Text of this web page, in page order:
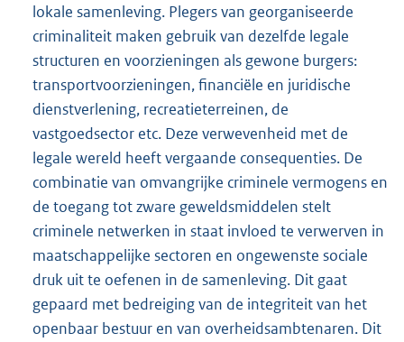
lokale samenleving. Plegers van georganiseerde
criminaliteit maken gebruik van dezelfde legale
structuren en voorzieningen als gewone burgers:
transportvoorzieningen, financiële en juridische
dienstverlening, recreatieterreinen, de
vastgoedsector etc. Deze verwevenheid met de
legale wereld heeft vergaande consequenties. De
combinatie van omvangrijke criminele vermogens en
de toegang tot zware geweldsmiddelen stelt
criminele netwerken in staat invloed te verwerven in
maatschappelijke sectoren en ongewenste sociale
druk uit te oefenen in de samenleving. Dit gaat
gepaard met bedreiging van de integriteit van het
openbaar bestuur en van overheidsambtenaren. Dit